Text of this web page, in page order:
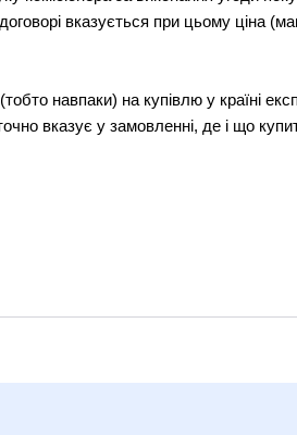
вказується при цьому ціна
навпаки) на купівлю у країні
вказує у замовленні, де і що